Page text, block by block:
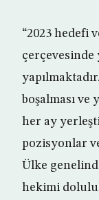
“2023 hedefi
çerçevesinde
boşalması ve
her ay
pozisyonlar
Ülke
hekimi